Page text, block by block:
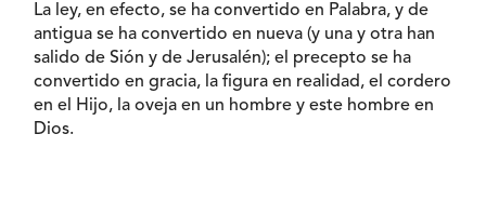
La ley, en efecto, se ha convertido en Palabra, y de
antigua se ha convertido en nueva (y una y otra han
salido de Sión y de Jerusalén); el precepto se ha
convertido en gracia, la figura en realidad, el cordero
en el Hijo, la oveja en un hombre y este hombre en
Dios.